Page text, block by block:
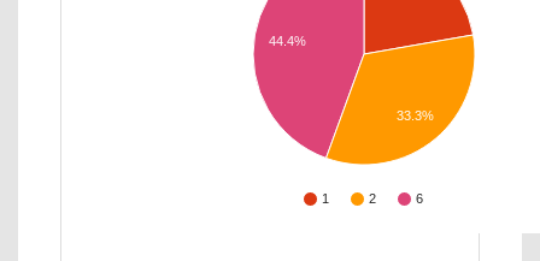
1 2 6
44.4%
33.3%